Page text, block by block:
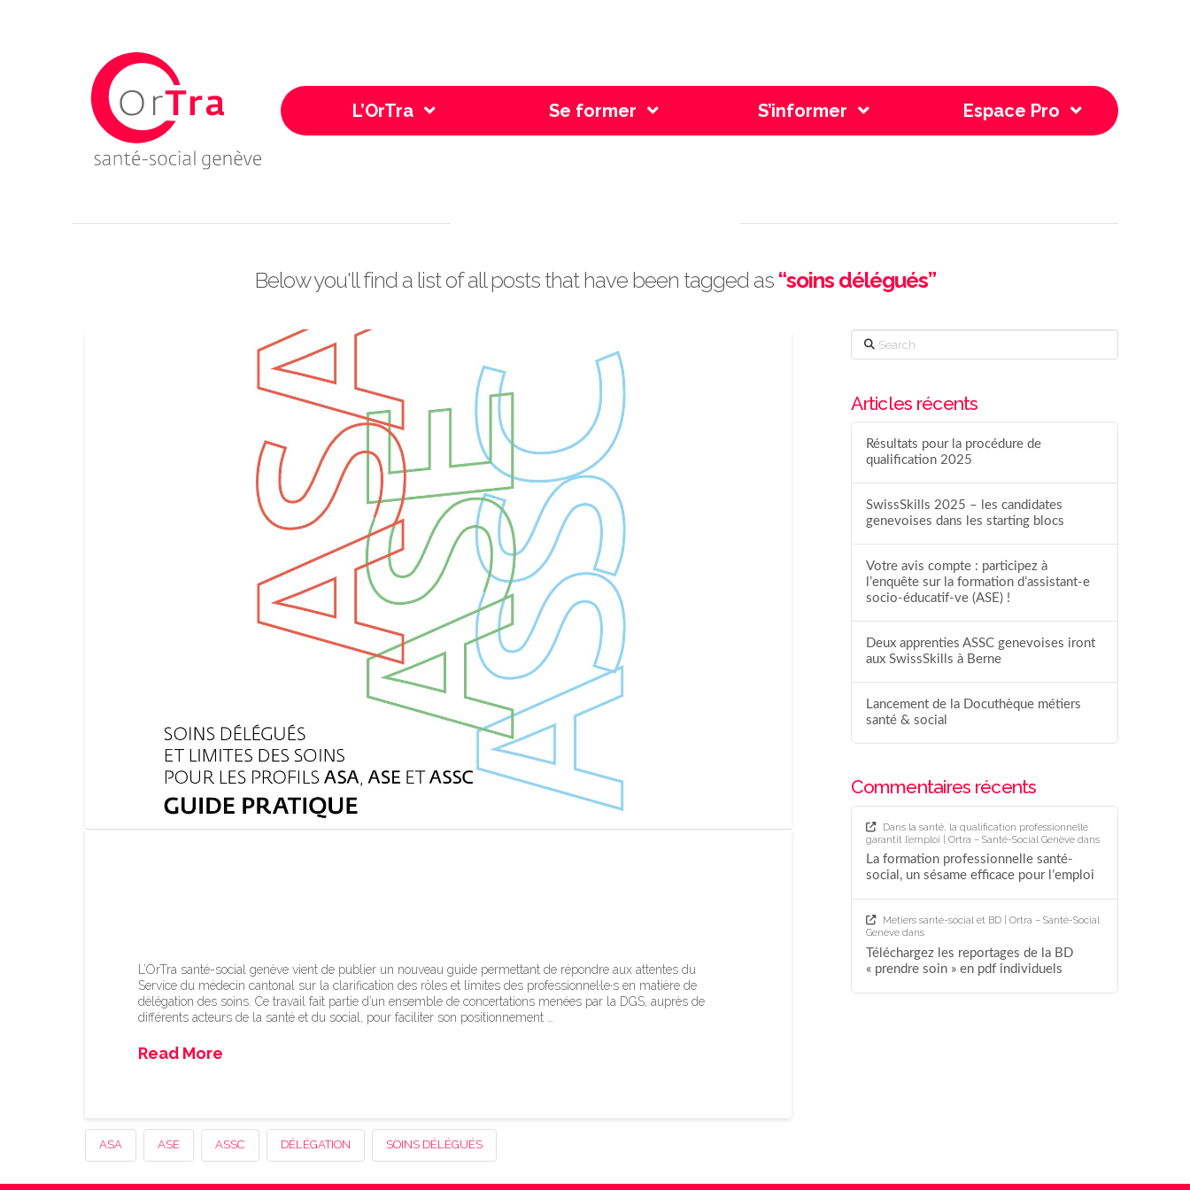
L’OrTra Se former S’informer Espace Pro
Below you'll find a list of all posts that have been tagged as “soins délégués”
L’OrTra santé-social genève vient de publier un nouveau guide permettant de répondre aux attentes du
Service du médecin cantonal sur la clarification des rôles et limites des professionnel·le·s en matière de
délégation des soins. Ce travail fait partie d’un ensemble de concertations menées par la DGS, auprès de
différents acteurs de la santé et du social, pour faciliter son positionnement …
Read More
ASA ASE ASSC DÉLÉGATION SOINS DÉLÉGUÉS
Search
Articles récents
Résultats pour la procédure de
qualification 2025
SwissSkills 2025 – les candidates
genevoises dans les starting blocs
Votre avis compte : participez à
l’enquête sur la formation d’assistant-e
socio-éducatif-ve (ASE) !
Deux apprenties ASSC genevoises iront
aux SwissSkills à Berne
Lancement de la Docuthèque métiers
santé & social
Commentaires récents
Dans la santé, la qualification professionnelle
garantit l’emploi | Ortra – Santé-Social Genève dans
La formation professionnelle santé-
social, un sésame efficace pour l’emploi
Métiers santé-social et BD | Ortra – Santé-Social
Genève dans
Téléchargez les reportages de la BD
« prendre soin » en pdf individuels